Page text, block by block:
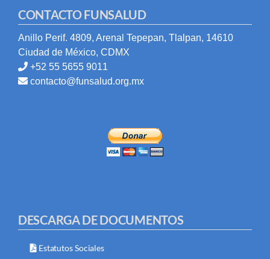
CONTACTO FUNSALUD
Anillo Perif. 4809, Arenal Tepepan, Tlalpan, 14610
Ciudad de México, CDMX
+52 55 5655 9011
contacto@funsalud.org.mx
DESCARGA DE DOCUMENTOS
Estatutos Sociales